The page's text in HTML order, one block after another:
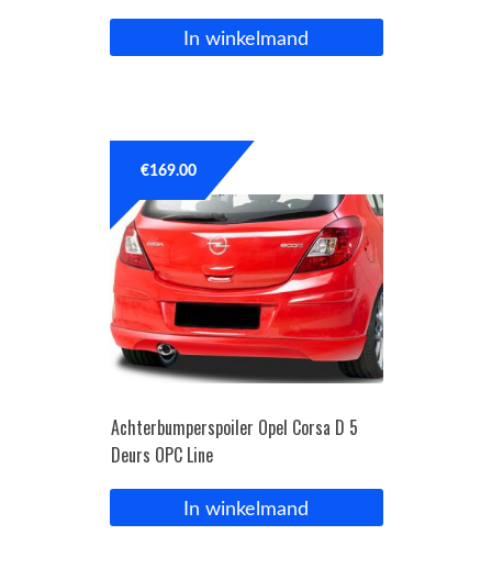
In winkelmand
Achterbumperspoiler Opel Corsa D 5
Deurs OPC Line
€169.00
In winkelmand